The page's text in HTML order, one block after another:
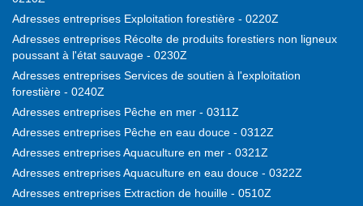
Adresses entreprises Exploitation forestière - 0220Z
Adresses entreprises Récolte de produits forestiers non ligneux
poussant à l'état sauvage - 0230Z
Adresses entreprises Services de soutien à l'exploitation
forestière - 0240Z
Adresses entreprises Pêche en mer - 0311Z
Adresses entreprises Pêche en eau douce - 0312Z
Adresses entreprises Aquaculture en mer - 0321Z
Adresses entreprises Aquaculture en eau douce - 0322Z
Adresses entreprises Extraction de houille - 0510Z